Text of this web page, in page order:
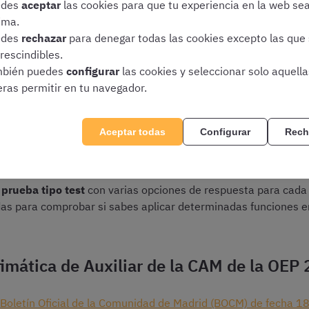
¡Descarga esquemas de ofimática gratis!
de ofimática de
Administrativo de
tipo test con varias opciones de respuesta para
para comprobar si sabes aplicar determinadas funciones
de Auxiliar de la CAM de la OEP
Boletín Oficial de la Comunidad de Madrid (BOCM) de fecha
aceptar las cookies para que tu experiencia en la web sea
rechazar para denegar todas las cookies excepto las que
puedes configurar las cookies y seleccionar solo
permitir en tu navegador.
Aceptar todas Configurar